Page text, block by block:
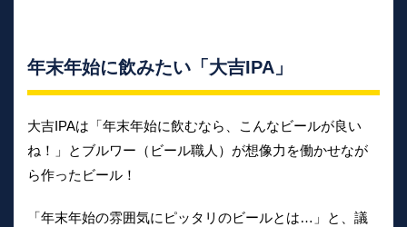
年末年始に飲みたい「大吉IPA」
大吉IPAは「年末年始に飲むなら、こんなビールが良い
ね！」とブルワー（ビール職人）が想像力を働かせなが
ら作ったビール！
「年末年始の雰囲気にピッタリのビールとは…」と、議